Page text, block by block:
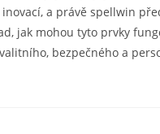
a právě spellwin
jak mohou tyto prvky
bezpečného a